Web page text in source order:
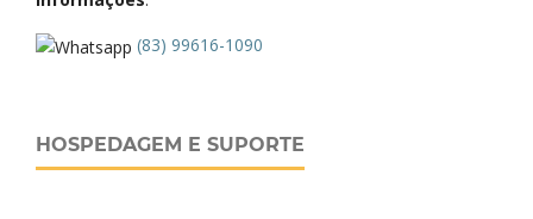
(83) 99616-1090
HOSPEDAGEM E SUPORTE